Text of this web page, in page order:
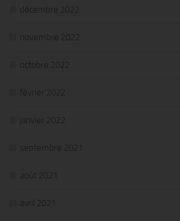
décembre 2022
novembre 2022
octobre 2022
février 2022
janvier 2022
septembre 2021
août 2021
avril 2021